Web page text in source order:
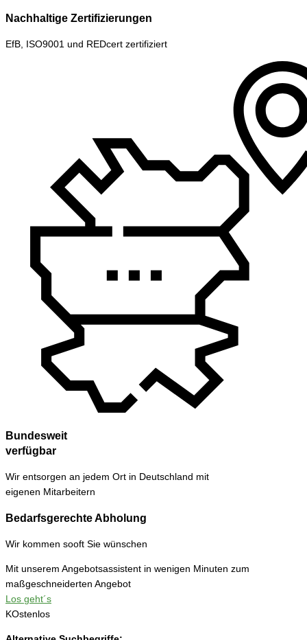
Nachhaltige Zertifizierungen
EfB, ISO9001 und REDcert zertifiziert
Bundesweit
verfügbar
Wir entsorgen an jedem Ort in Deutschland mit
eigenen Mitarbeitern
Bedarfsgerechte Abholung
Wir kommen sooft Sie wünschen
Mit unserem Angebotsassistent in wenigen Minuten zum
maßgeschneiderten Angebot
Los geht´s
KOstenlos